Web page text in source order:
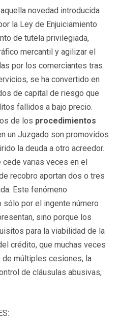
novedad introducida
la Ley de Enjuiciamiento
de tutela privilegiada,
mercantil y agilizar el
por los comerciantes tras
se ha convertido en
de capital de riesgo que
fallidos a bajo precio.
de los procedimientos
un Juzgado son promovidos
la deuda a otro acreedor.
varias veces en el
recobro aportan dos o tres
Este fenómeno
por el ingente número
sino porque los
para la viabilidad de la
crédito, que muchas veces
múltiples cesiones, la
de cláusulas abusivas,